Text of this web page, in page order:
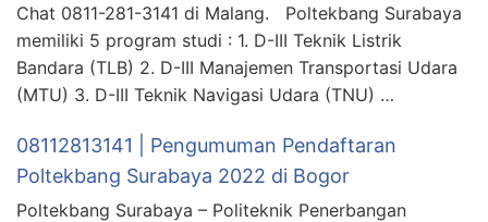
Chat 0811-281-3141 di Malang. Poltekbang Surabaya
memiliki 5 program studi : 1. D-III Teknik Listrik
Bandara (TLB) 2. D-III Manajemen Transportasi Udara
(MTU) 3. D-III Teknik Navigasi Udara (TNU) …
08112813141 | Pengumuman Pendaftaran
Poltekbang Surabaya 2022 di Bogor
Poltekbang Surabaya – Politeknik Penerbangan